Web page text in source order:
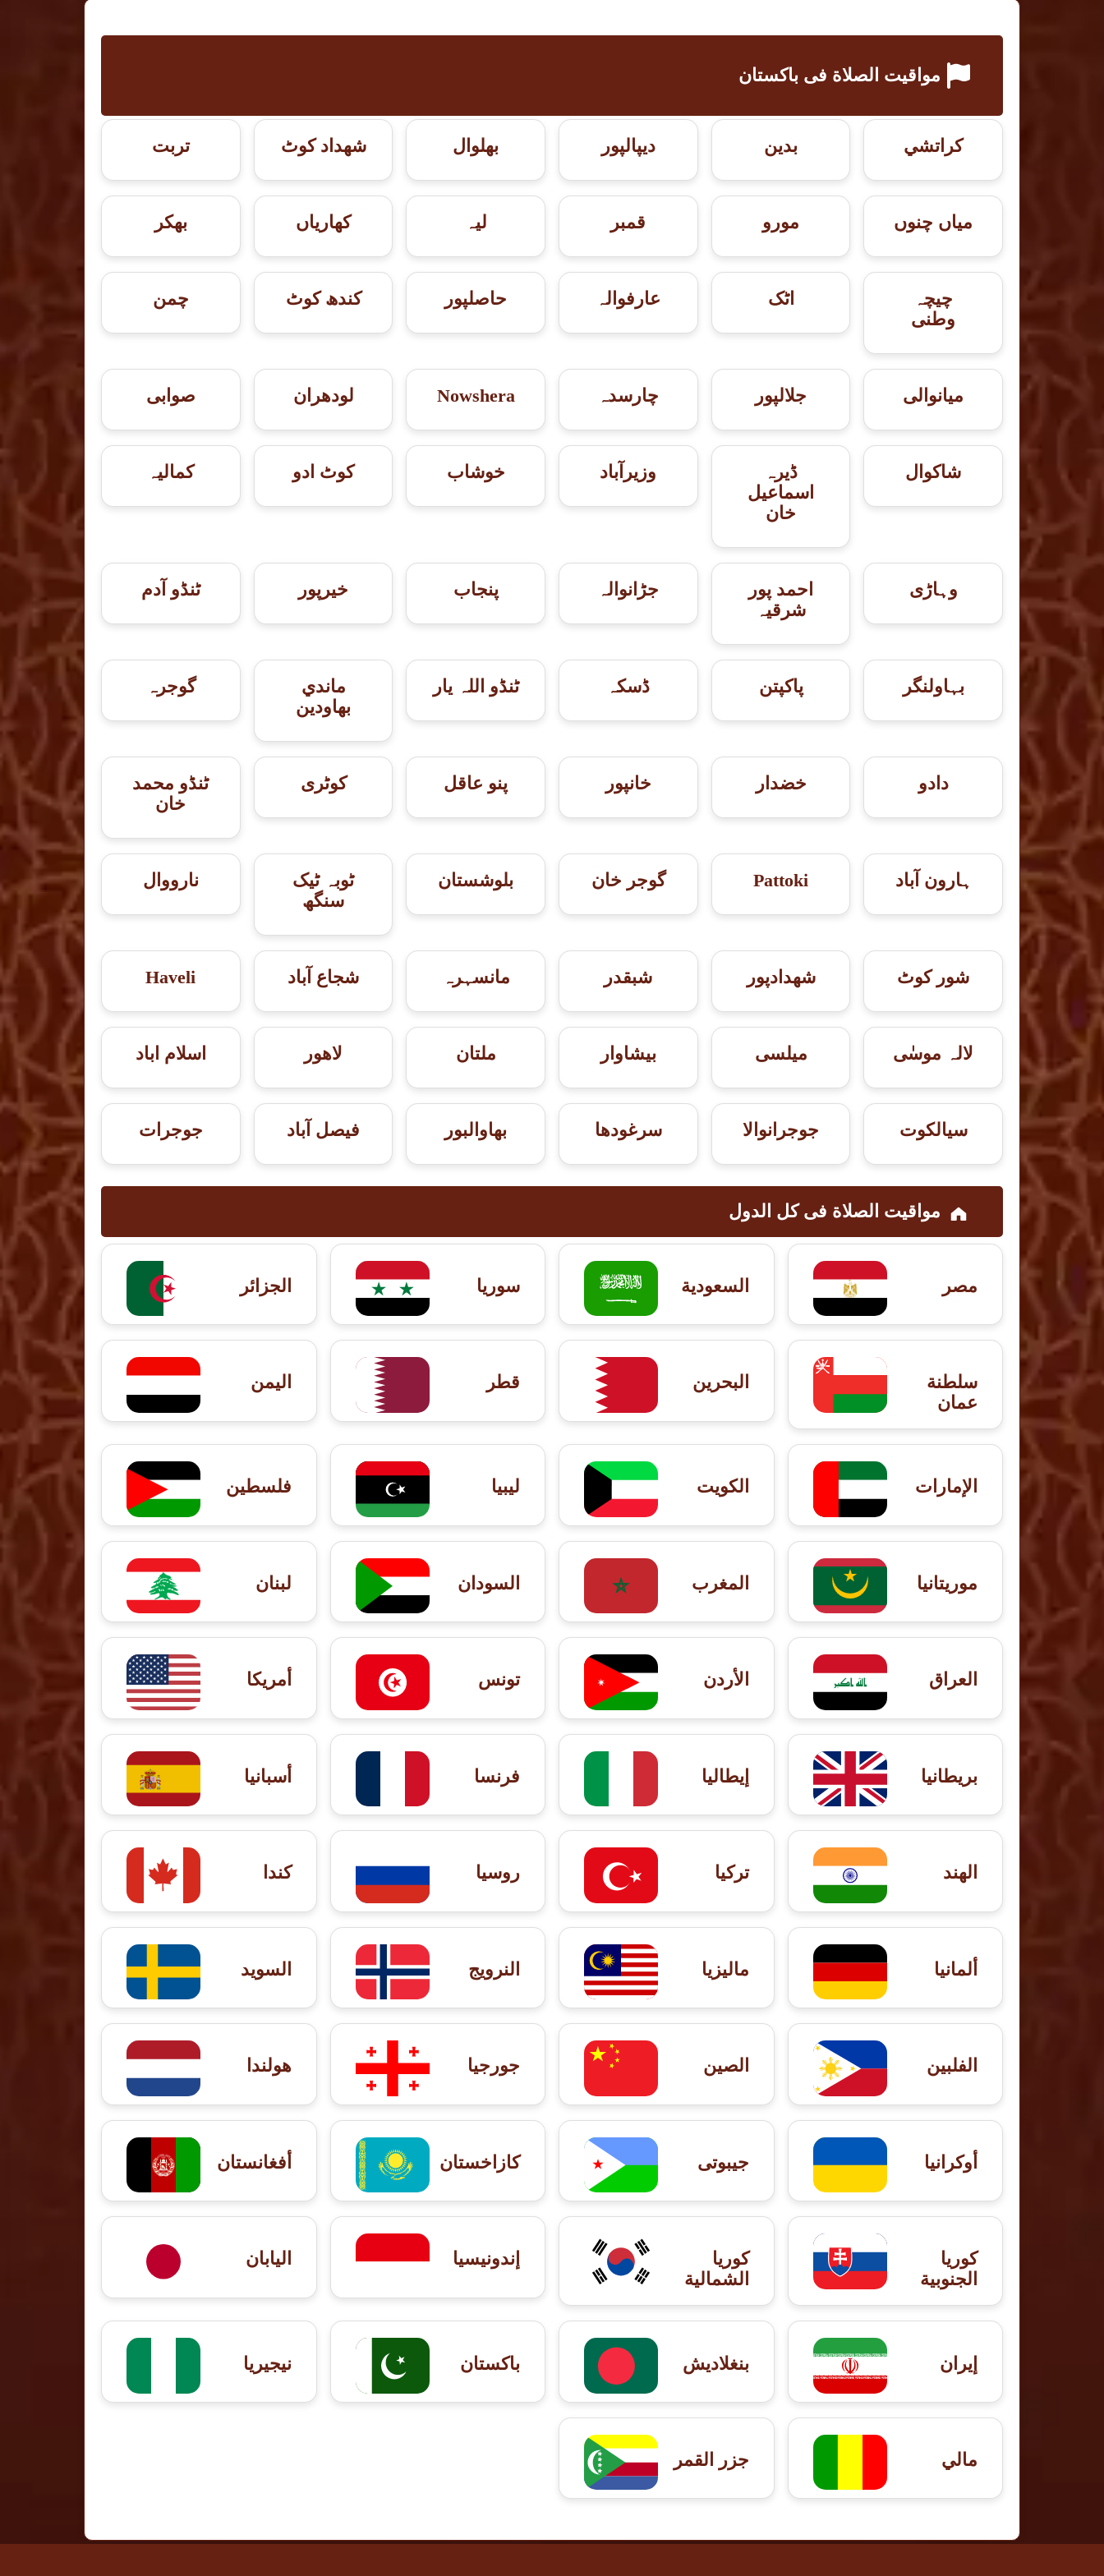
مواقيت الصلاة فى باكستان
كراتشي بدین دیپالپور بھلوال شهداد کوٹ تربت
میاں چنوں مورو قمبر لیہ کھاریاں بھکر
چیچہ
وطنی
اٹک عارفوالہ حاصلپور کندھ کوٹ چمن
میانوالی جلالپور چارسدہ Nowshera لودھران صوابی
شاكوال
ڈیرہ
اسماعیل
خان
وزیرآباد خوشاب کوٹ ادو کمالیہ
وہاڑی
احمد پور
شرقیہ
جڑانوالہ پنجاب خيرپور ٹنڈو آدم
بہاولنگر پاکپتن ڈسکہ ٹنڈو اللہ یار
ماندي
بهاودين
گوجرہ
دادو خضدار خانپور پنو عاقل کوٹری
ٹنڈو محمد
خان
ہارون آباد Pattoki گوجر خان بلوشستان
ٹوبہ ٹیک
سنگھ
نارووال
شور کوٹ شهدادپور شبقدر مانسہرہ شجاع آباد Haveli
لالہ موسٰی میلسی بيشاوار ملتان لاهور اسلام اباد
سيالكوت جوجرانوالا سرغودها بهاوالبور فيصل آباد جوجرات
مواقيت الصلاة فى کل الدول
مصر السعودية سوريا الجزائر
سلطنة
عمان
البحرين قطر اليمن
الإمارات الكويت ليبيا فلسطين
موريتانيا المغرب السودان لبنان
العراق الأردن تونس أمريكا
بريطانيا إيطاليا فرنسا أسبانيا
الهند تركيا روسيا كندا
ألمانيا ماليزيا النرويج السويد
الفلبين الصين جورجيا هولندا
أوكرانيا جيبوتى كازاخستان أفغانستان
كوريا
الجنوبية
كوريا
الشمالية
إندونيسيا اليابان
إيران بنغلاديش باكستان نيجيريا
مالي جزر القمر